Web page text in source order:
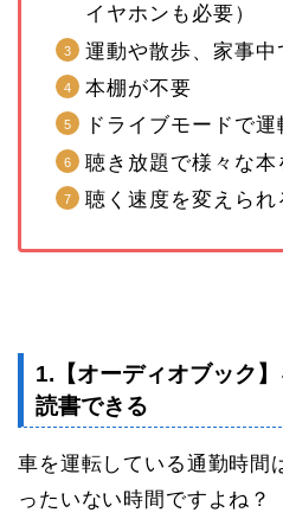
イヤホンも必要）
運動や散歩、家事中
本棚が不要
ドライブモードで
聴き放題で様々な本
聴く速度を変えられ
1.【オーディオブック
読書できる
車を運転している通勤時間
ったいない時間ですよね？